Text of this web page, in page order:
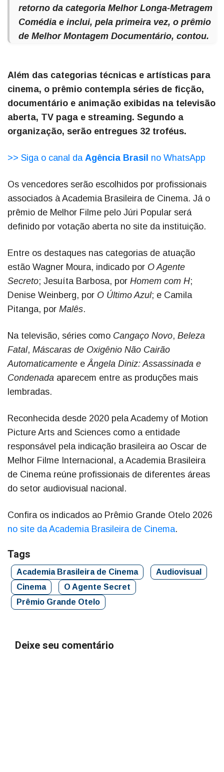
retorno da categoria Melhor Longa-Metragem
Comédia e inclui, pela primeira vez, o prêmio
de Melhor Montagem Documentário, contou.
Além das categorias técnicas e artísticas para
cinema, o prêmio contempla séries de ficção,
documentário e animação exibidas na televisão
aberta, TV paga e streaming. Segundo a
organização, serão entregues 32 troféus.
>> Siga o canal da Agência Brasil no WhatsApp
Os vencedores serão escolhidos por profissionais
associados à Academia Brasileira de Cinema. Já o
prêmio de Melhor Filme pelo Júri Popular será
definido por votação aberta no site da instituição.
Entre os destaques nas categorias de atuação
estão Wagner Moura, indicado por O Agente
Secreto; Jesuíta Barbosa, por Homem com H;
Denise Weinberg, por O Último Azul; e Camila
Pitanga, por Malês.
Na televisão, séries como Cangaço Novo, Beleza
Fatal, Máscaras de Oxigênio Não Cairão
Automaticamente eÂngela Diniz: Assassinada e
Condenada aparecem entre as produções mais
lembradas.
Reconhecida desde 2020 pela Academy of Motion
Picture Arts and Sciences como a entidade
responsável pela indicação brasileira ao Oscar de
Melhor Filme Internacional, a Academia Brasileira
de Cinema reúne profissionais de diferentes áreas
do setor audiovisual nacional.
Confira os indicados ao Prêmio Grande Otelo 2026
no site da Academia Brasileira de Cinema.
Tags
Academia Brasileira de Cinema
Audiovisual
Cinema
O Agente Secret
Prêmio Grande Otelo
Deixe seu comentário